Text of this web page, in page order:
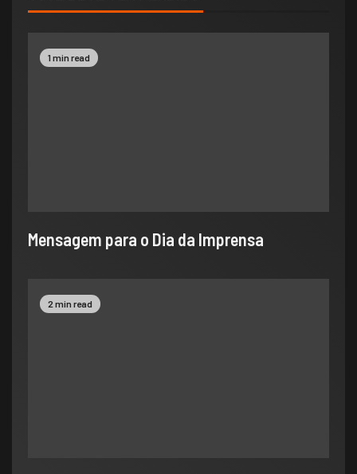
1 min read
​Mensagem para o Dia da Imprensa
2 min read